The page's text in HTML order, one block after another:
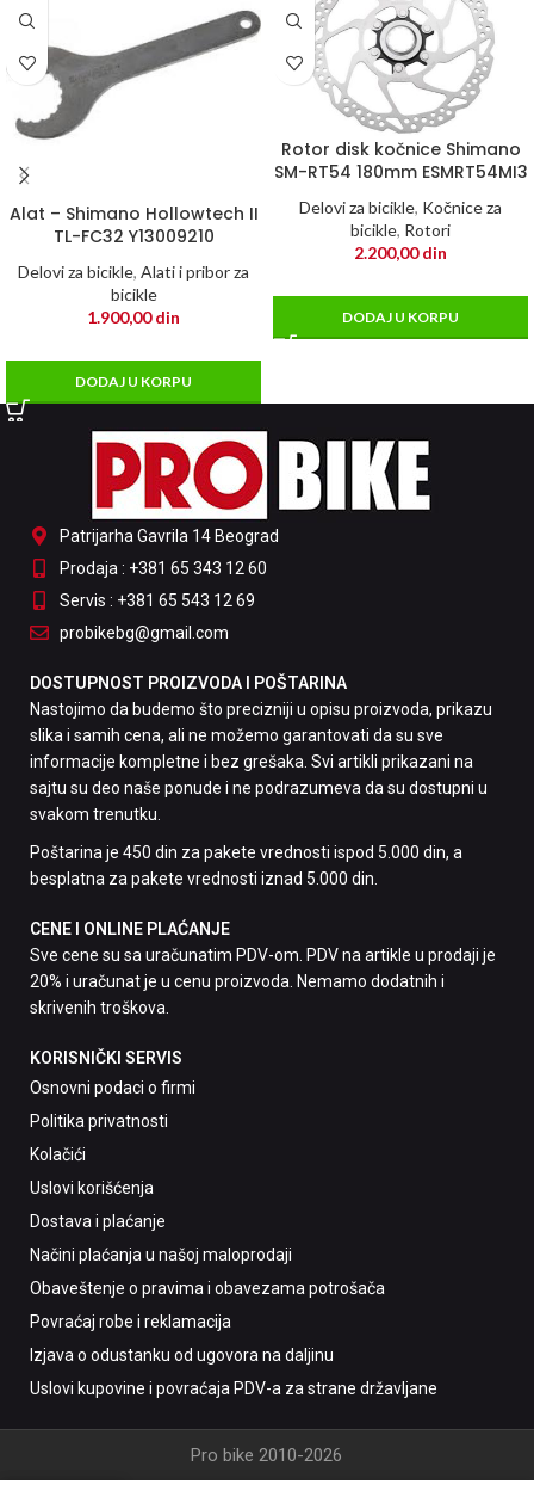
Alat – Shimano Hollowtech II
TL-FC32 Y13009210
Delovi za bicikle, Alati i pribor za
bicikle
1.900,00din
DODAJ U KORPU
Rotor disk kočnice Shimano
SM-RT54 180mm ESMRT54MI3
Delovi za bicikle, Kočnice za
bicikle, Rotori
2.200,00din
DODAJ U KORPU
Patrijarha Gavrila 14 Beograd
Prodaja : +381 65 343 12 60
Servis : +381 65 543 12 69
probikebg@gmail.com
DOSTUPNOST PROIZVODA I POŠTARINA
Nastojimo da budemo što precizniji u opisu proizvoda, prikazu
slika i samih cena, ali ne možemo garantovati da su sve
informacije kompletne i bez grešaka. Svi artikli prikazani na
sajtu su deo naše ponude i ne podrazumeva da su dostupni u
svakom trenutku.
Poštarina je 450 din za pakete vrednosti ispod 5.000 din, a
besplatna za pakete vrednosti iznad 5.000 din.
CENE I ONLINE PLAĆANJE
Sve cene su sa uračunatim PDV-om. PDV na artikle u prodaji je
20% i uračunat je u cenu proizvoda. Nemamo dodatnih i
skrivenih troškova.
KORISNIČKI SERVIS
Osnovni podaci o firmi
Politika privatnosti
Kolačići
Uslovi korišćenja
Dostava i plaćanje
Načini plaćanja u našoj maloprodaji
Obaveštenje o pravima i obavezama potrošača
Povraćaj robe i reklamacija
Izjava o odustanku od ugovora na daljinu
Uslovi kupovine i povraćaja PDV-a za strane državljane
Pro bike 2010-2026